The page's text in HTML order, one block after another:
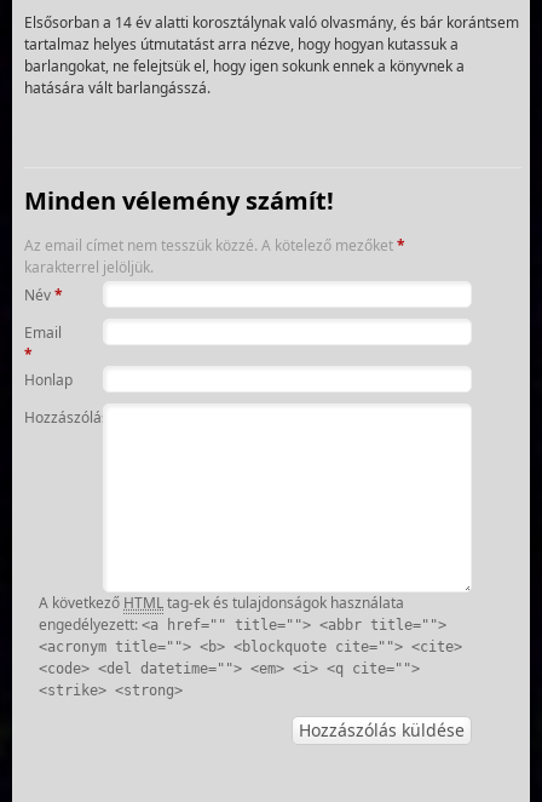
Elsősorban a 14 év alatti korosztálynak való olvasmány, és bár korántsem
tartalmaz helyes útmutatást arra nézve, hogy hogyan kutassuk a
barlangokat, ne felejtsük el, hogy igen sokunk ennek a könyvnek a
hatására vált barlangásszá.
Minden vélemény számít!
Az email címet nem tesszük közzé. A kötelező mezőket*
karakterrel jelöljük.
Név*
Email
*
Honlap
Hozzászólás
A következő HTMLtag-ek és tulajdonságok használata
engedélyezett: <a href="" title=""> <abbr title="">
<acronym title=""> <b> <blockquote cite=""> <cite>
<code> <del datetime=""> <em> <i> <q cite="">
<strike> <strong>